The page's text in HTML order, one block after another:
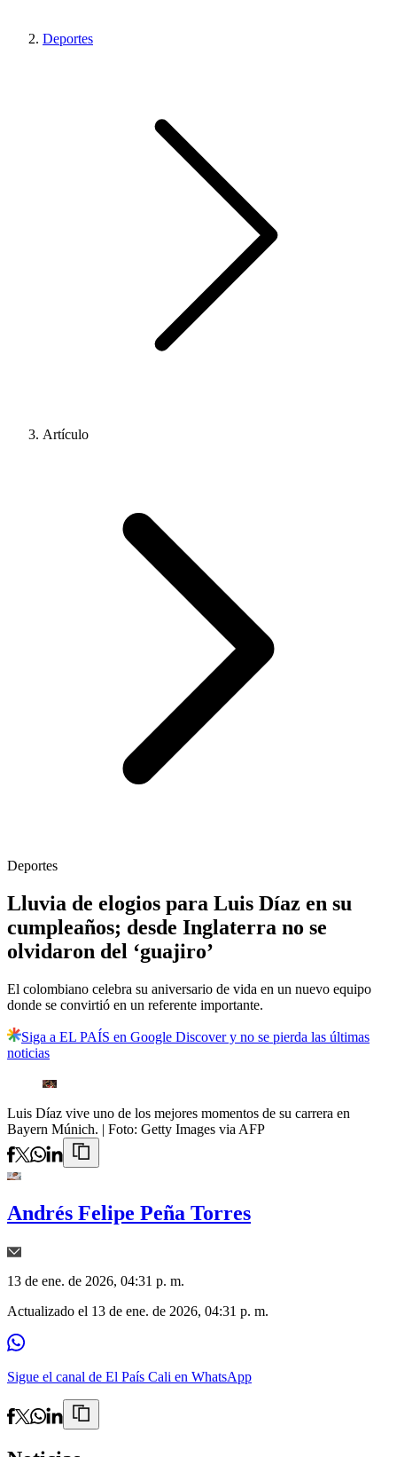
Deportes
Artículo
Deportes
Lluvia de elogios para Luis Díaz en su
cumpleaños; desde Inglaterra no se
olvidaron del ‘guajiro’
El colombiano celebra su aniversario de vida en un nuevo equipo
donde se convirtió en un referente importante.
Siga a EL PAÍS en Google Discover y no se pierda las últimas
noticias
Luis Díaz vive uno de los mejores momentos de su carrera en
Bayern Múnich. | Foto: Getty Images via AFP
Andrés Felipe Peña Torres
13 de ene. de 2026, 04:31 p. m.
Actualizado el 13 de ene. de 2026, 04:31 p. m.
Sigue el canal de El País Cali en WhatsApp